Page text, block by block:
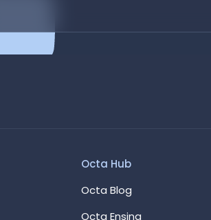
Octa Hub
Octa Blog
Octa Ensina